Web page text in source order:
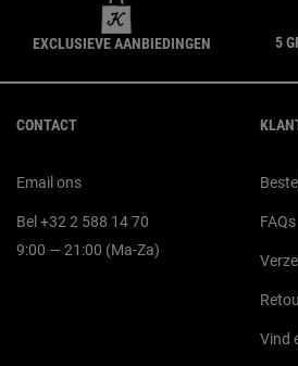
EXCLUSIEVE AANBIEDINGEN
5
CONTACT
Email ons
Bel +32 2 588 14 70
9:00 — 21:00 (Ma-Za)
FAQs
Vind